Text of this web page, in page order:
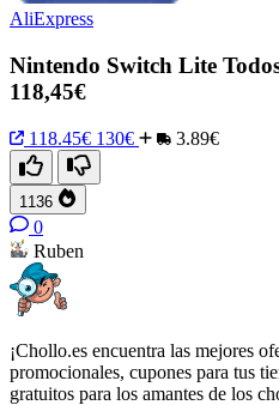
AliExpress
Nintendo Switch Lite
118,45€
118.45€ 130€ 3.89€
1136
0
Ruben
¡Chollo.es encuentra las mejores
promocionales, cupones para tus
gratuitos para los amantes de los